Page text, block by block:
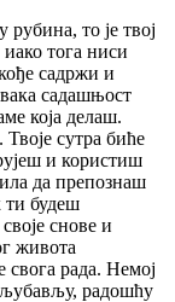
то је твој
тога ниси
садржи и
садашњост
која делаш.
сутра биће
и користиш
да препознаш
ти будеш
снове и
живота
рада. Немој
љубављу, радошћу